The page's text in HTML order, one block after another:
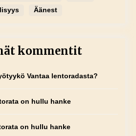
Äänest
kommentit
Vantaa lentoradasta?
on hullu hanke
on hullu hanke